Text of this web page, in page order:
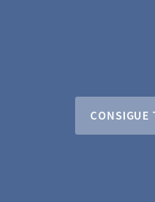
CONSIGUE